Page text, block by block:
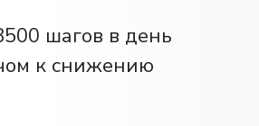
шагов в день
к снижению